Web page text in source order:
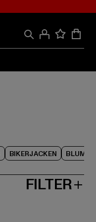
BIKERJACKEN
FILTER